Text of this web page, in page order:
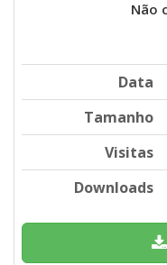
Não
Data
Tamanho
Visitas
Downloads